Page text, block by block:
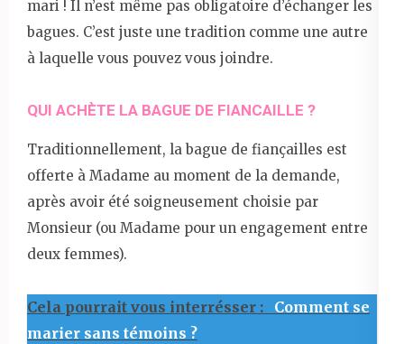
mari ! Il n’est même pas obligatoire d’échanger les
bagues. C’est juste une tradition comme une autre
à laquelle vous pouvez vous joindre.
QUI ACHÈTE LA BAGUE DE FIANCAILLE ?
Traditionnellement, la bague de fiançailles est
offerte à Madame au moment de la demande,
après avoir été soigneusement choisie par
Monsieur (ou Madame pour un engagement entre
deux femmes).
Cela pourrait vous interrésser :
Comment se
marier sans témoins ?